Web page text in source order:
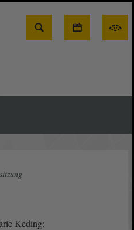
Suche
Keding: